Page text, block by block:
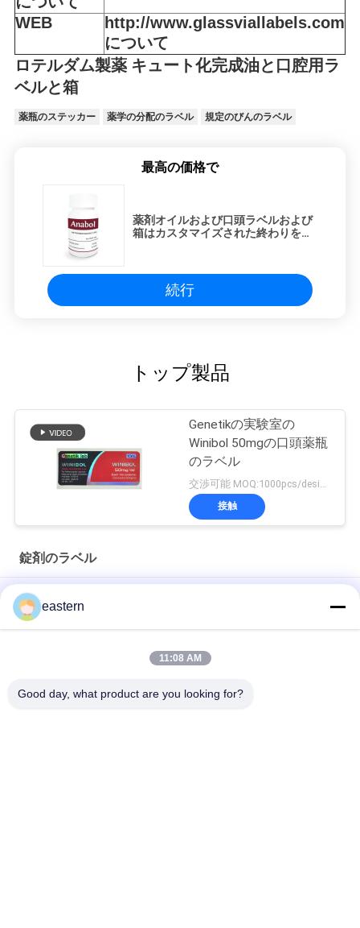
WEB
http://www.glassviallabels.com
について
ロテルダム製薬 キュート化完成油と口腔用ラ
ベルと箱
薬瓶のステッカー 薬学の分配のラベル 規定のびんのラベル
最高の価格で
薬剤オイルおよび口頭ラベルおよび
箱はカスタマイズされた終わりを平
続行
トップ製品
Genetikの実験室の
Winibol 50mgの口頭薬瓶
のラベル
交渉可能 MOQ:1000pcs/design
接触
錠剤のラベル
シアリス タダラフィル 100mg 経口用ラベル
SS-31 強い粘着剤 ペンチド 錠剤 錠剤
光沢のあるBiomexの実験室のアーカイブ同化カスタマイズされ
eastern
11:08 AM
Good day, what product are you looking for?